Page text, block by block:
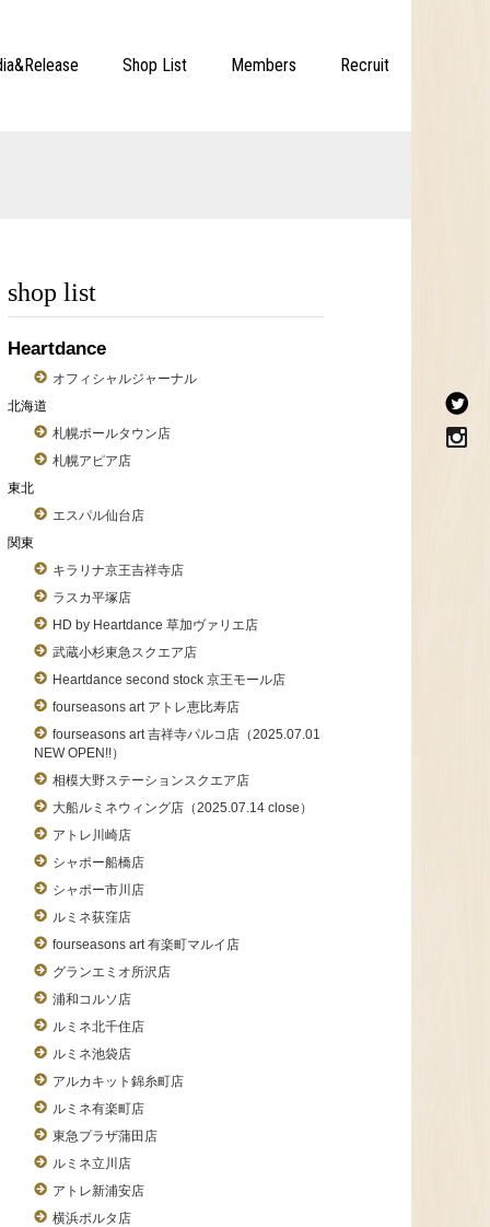
Shop List Members Recruit
shop list
Heartdance
オフィシャルジャーナル
北海道
札幌ポールタウン店
札幌アピア店
東北
エスパル仙台店
関東
キラリナ京王吉祥寺店
ラスカ平塚店
HD by Heartdance 草加ヴァリエ店
武蔵小杉東急スクエア店
Heartdance second stock 京王モール店
fourseasons art アトレ恵比寿店
fourseasons art 吉祥寺パルコ店（2025.07.01
NEW OPEN!!）
相模大野ステーションスクエア店
大船ルミネウィング店（2025.07.14 close）
アトレ川崎店
シャポー船橋店
シャポー市川店
ルミネ荻窪店
fourseasons art 有楽町マルイ店
グランエミオ所沢店
浦和コルソ店
ルミネ北千住店
ルミネ池袋店
アルカキット錦糸町店
ルミネ有楽町店
東急プラザ蒲田店
ルミネ立川店
アトレ新浦安店
横浜ポルタ店